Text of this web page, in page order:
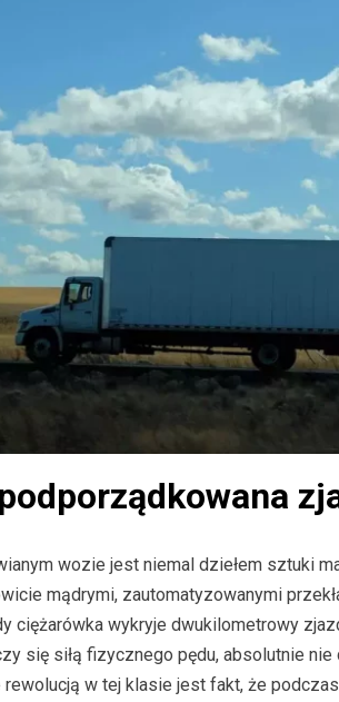
wozie jest niemal dziełem sztuki
mądrymi, zautomatyzowanymi
ciężarówka wykryje dwukilometrowy
się siłą fizycznego pędu, absolutnie
w tej klasie jest fakt, że